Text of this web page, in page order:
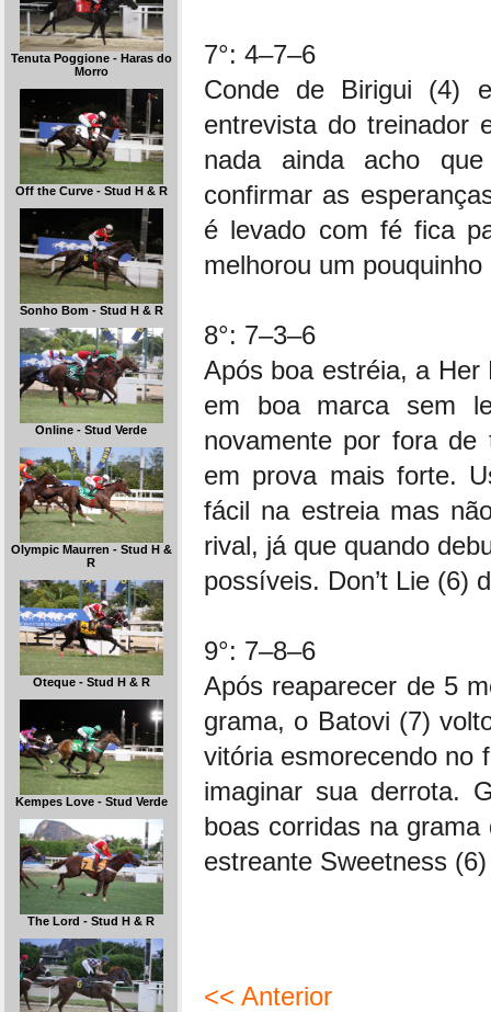
Tenuta Poggione - Haras do
Morro
Off the Curve - Stud H & R
Sonho Bom - Stud H & R
Online - Stud Verde
Olympic Maurren - Stud H &
R
Oteque - Stud H & R
Kempes Love - Stud Verde
The Lord - Stud H & R
7°: 4–7–6
Conde de Birigui (4)
entrevista do treinador
nada ainda acho
confirmar as
é levado com fé fica
melhorou um
8°: 7–3–6
Após boa estréia, a Her
em boa marca sem
novamente por fora
em prova mais forte.
fácil na estreia mas
rival, já que quando
possíveis. Don’t Lie (6)
9°: 7–8–6
Após reaparecer de 5
grama, o Batovi (7)
vitória esmorecendo no
imaginar sua derrota.
boas corridas na
estreante Sweetness
<< Anterior